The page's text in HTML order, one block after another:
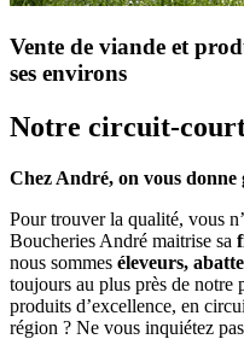
Vente de viande et
ses environs
Notre circuit-
Chez André, on vous donne
Pour trouver la qualité, vous
Boucheries André maitrise sa
nous sommes éleveurs,
toujours au plus près de notre
produits d’excellence, en
région ? Ne vous inquiétez